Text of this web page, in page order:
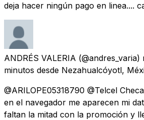
deja hacer ningún pago en linea....
ANDRÉS VALERIA
minutos desde Nezahualcóyotl,
@ARILOPE05318790 @Telcel
en el navegador me aparecen mi
faltan la mitad con la promoción y